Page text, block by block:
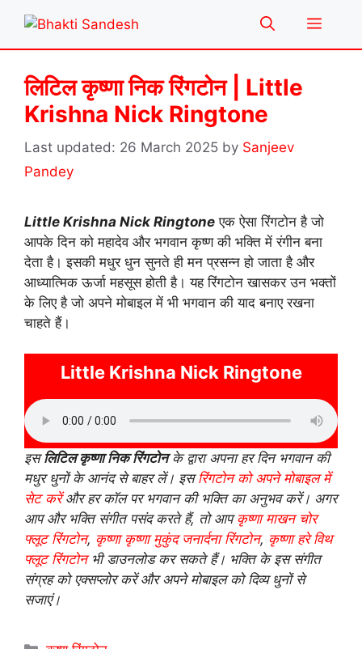
content
Menu
लिटिल कृष्णा निक रिंगटोन | Little
Krishna Nick Ringtone
26 March 2025 by Sanjeev
Pandey
Little Krishna Nick Ringtone एक ऐसा रिंगटोन है जो
आपके दिन को महादेव और भगवान कृष्ण की भक्ति में रंगीन बना
देता है। इसकी मधुर धुन सुनते ही मन प्रसन्न हो जाता है और
आध्यात्मिक ऊर्जा महसूस होती है। यह रिंगटोन खासकर उन भक्तों
के लिए है जो अपने मोबाइल में भी भगवान की याद बनाए रखना
चाहते हैं।
Little Krishna Nick Ringtone
इसलिटिल कृष्णा निक रिंगटोनके द्वारा अपना हर दिन भगवान की
मधुर धुनों के आनंद से बाहर लें। इसरिंगटोन को अपने मोबाइल में
सेट करेंऔर हर कॉल पर भगवान की भक्ति का अनुभव करें। अगर
आप और भक्ति संगीत पसंद करते हैं, तो आपकृष्णा माखन चोर
फ्लूट रिंगटोन, कृष्णा कृष्णा मुकुंद जनार्दना रिंगटोन, कृष्णा हरे विथ
फ्लूट रिंगटोनभी डाउनलोड कर सकते हैं। भक्ति के इस संगीत
संग्रह को एक्सप्लोर करें और अपने मोबाइल को दिव्य धुनों से
सजाएं।